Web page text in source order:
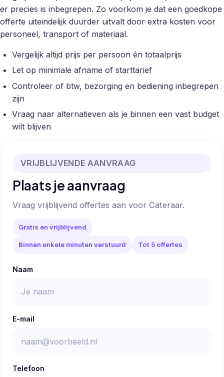
er precies is inbegrepen. Zo voorkom je dat een goedkope
offerte uiteindelijk duurder uitvalt door extra kosten voor
personeel, transport of materiaal.
Vergelijk altijd prijs per persoon én totaalprijs
Let op minimale afname of starttarief
Controleer of btw, bezorging en bediening inbegrepen
zijn
Vraag naar alternatieven als je binnen een vast budget
wilt blijven
VRIJBLIJVENDE AANVRAAG
Plaats je aanvraag
Vraag vrijblijvend offertes aan voor Cateraar.
Gratis en vrijblijvend
Binnen enkele minuten verstuurd Tot 5 offertes
Naam
E-mail
Telefoon